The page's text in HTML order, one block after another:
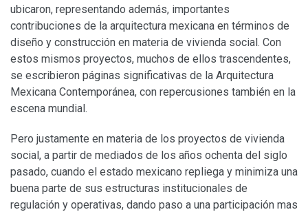
ubicaron, representando además, importantes
contribuciones de la arquitectura mexicana en términos de
diseño y construcción en materia de vivienda social. Con
estos mismos proyectos, muchos de ellos trascendentes,
se escribieron páginas significativas de la Arquitectura
Mexicana Contemporánea, con repercusiones también en la
escena mundial.
Pero justamente en materia de los proyectos de vivienda
social, a partir de mediados de los años ochenta del siglo
pasado, cuando el estado mexicano repliega y minimiza una
buena parte de sus estructuras institucionales de
regulación y operativas, dando paso a una participación mas